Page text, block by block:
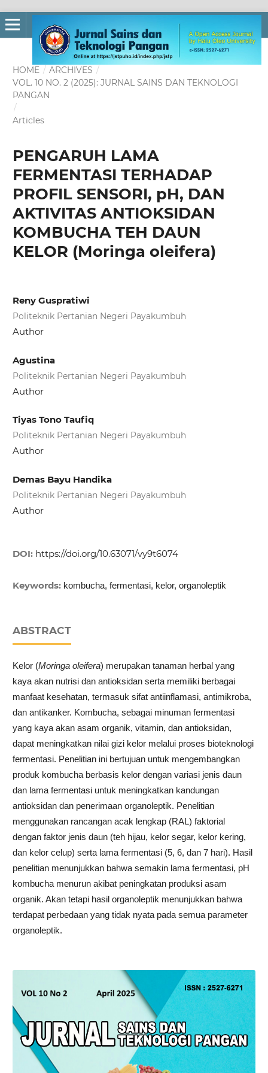
HOME / ARCHIVES /
VOL. 10 NO. 2 (2025): JURNAL SAINS DAN TEKNOLOGI
PANGAN
/
Articles
PENGARUH LAMA
FERMENTASI TERHADAP
PROFIL SENSORI, pH, DAN
AKTIVITAS ANTIOKSIDAN
KOMBUCHA TEH DAUN
KELOR (Moringa oleifera)
Reny Guspratiwi
Politeknik Pertanian Negeri Payakumbuh
Author
Agustina
Politeknik Pertanian Negeri Payakumbuh
Author
Tiyas Tono Taufiq
Politeknik Pertanian Negeri Payakumbuh
Author
Demas Bayu Handika
Politeknik Pertanian Negeri Payakumbuh
Author
DOI: https://doi.org/10.63071/vy9t6074
Keywords: kombucha, fermentasi, kelor, organoleptik
ABSTRACT
Kelor (Moringa oleifera) merupakan tanaman herbal yang
kaya akan nutrisi dan antioksidan serta memiliki berbagai
manfaat kesehatan, termasuk sifat antiinflamasi, antimikroba,
dan antikanker. Kombucha, sebagai minuman fermentasi
yang kaya akan asam organik, vitamin, dan antioksidan,
dapat meningkatkan nilai gizi kelor melalui proses bioteknologi
fermentasi. Penelitian ini bertujuan untuk mengembangkan
produk kombucha berbasis kelor dengan variasi jenis daun
dan lama fermentasi untuk meningkatkan kandungan
antioksidan dan penerimaan organoleptik. Penelitian
menggunakan rancangan acak lengkap (RAL) faktorial
dengan faktor jenis daun (teh hijau, kelor segar, kelor kering,
dan kelor celup) serta lama fermentasi (5, 6, dan 7 hari). Hasil
penelitian menunjukkan bahwa semakin lama fermentasi, pH
kombucha menurun akibat peningkatan produksi asam
organik. Akan tetapi hasil organoleptik menunjukkan bahwa
terdapat perbedaan yang tidak nyata pada semua parameter
organoleptik.